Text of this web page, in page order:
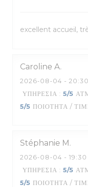
excellent accueil,
Caroline A
2026-08-04 -
ΥΠΗΡΕΣΊΑ : 5/5
5/5 ΠΟΙΌΤΗΤΑ /
Stéphanie M
2026-08-04 -
ΥΠΗΡΕΣΊΑ : 5/5
5/5 ΠΟΙΌΤΗΤΑ /